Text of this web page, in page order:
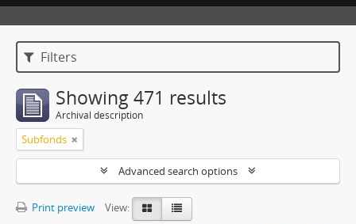
Filters
Showing 471 results
Archival description
Subfonds
Advanced search options
Print preview
View: